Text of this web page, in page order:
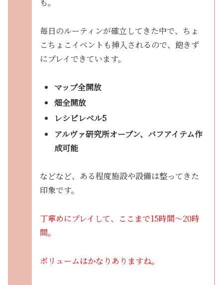
も。
毎日のルーティンが確立してきた中で、ちょ
こちょこイベントも挿入されるので、飽きず
にプレイできています。
マップ全開放
畑全開放
レシピレベル5
アルヴァ研究所オープン、バフアイテム作
成可能
などなど、ある程度施設や設備は整ってきた
印象です。
丁寧めにプレイして、ここまで15時間〜20時
間。
ボリュームはかなりありますね。